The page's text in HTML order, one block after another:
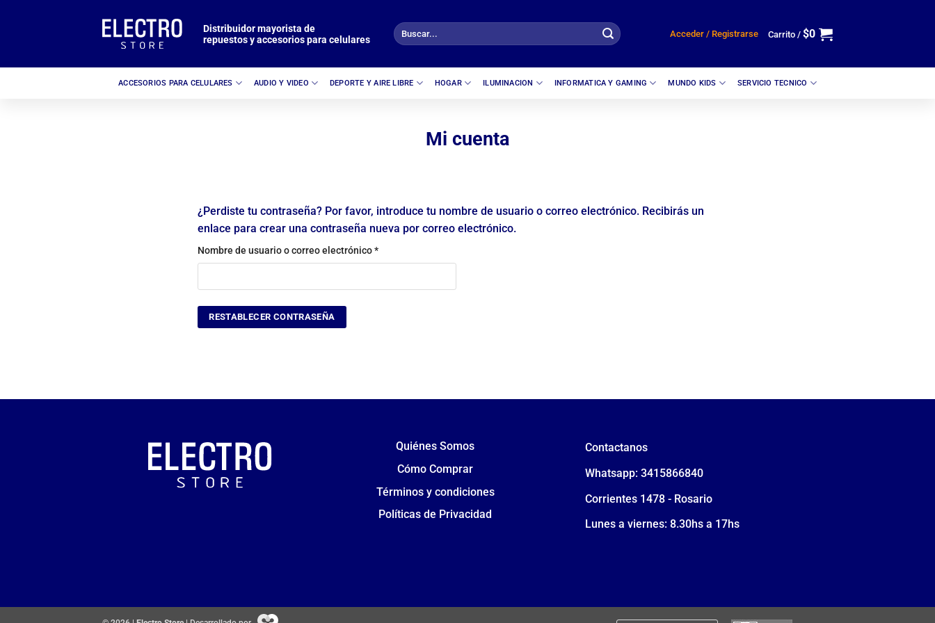
Distribuidor mayorista de
repuestos y accesorios para celulares
Buscar
por:
Acceder / Registrarse Carrito / $0
ACCESORIOS PARA CELULARES AUDIO Y VIDEO DEPORTE Y AIRE LIBRE HOGAR ILUMINACION INFORMATICA Y GAMING MUNDO KIDS SERVICIO TECNICO
Mi cuenta
¿Perdiste tu contraseña? Por favor, introduce tu nombre de usuario o correo electrónico. Recibirás un
enlace para crear una contraseña nueva por correo electrónico.
Nombre de usuario o correo electrónico*Obligatorio
RESTABLECER CONTRASEÑA
Quiénes Somos
Cómo Comprar
Términos y condiciones
Políticas de Privacidad
Contactanos
Whatsapp: 3415866840
Corrientes 1478 - Rosario
Lunes a viernes: 8.30hs a 17hs